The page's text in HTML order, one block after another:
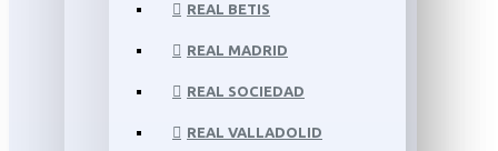
REAL BETIS
REAL MADRID
REAL SOCIEDAD
REAL VALLADOLID